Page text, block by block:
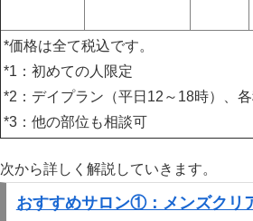
*価格は全て税込です。
*1：初めての人限定
*2：デイプラン（平日12～18時）、
*3：他の部位も相談可
次から詳しく解説していきます。
おすすめサロン①：メンズクリ